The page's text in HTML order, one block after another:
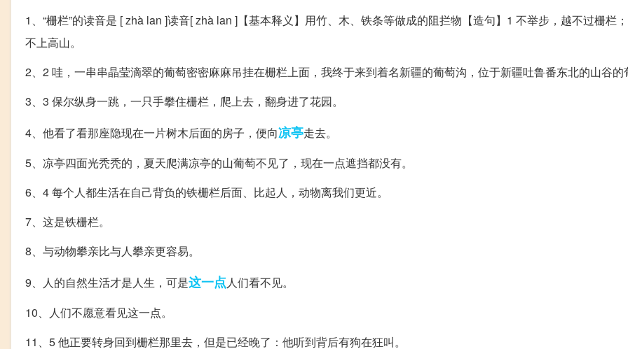
1、“栅栏”的读音是 [ zhà lan ]读音[ zhà lan ]【基本释义】用竹、木、铁条等做成的阻拦物【造句】1 不举步，越不过栅栏
不上高山。
2、2 哇，一串串晶莹滴翠的葡萄密密麻麻吊挂在栅栏上面，我终于来到着名新疆的葡萄沟，位于新疆吐鲁番东北的山谷的
3、3 保尔纵身一跳，一只手攀住栅栏，爬上去，翻身进了花园。
4、他看了看那座隐现在一片树木后面的房子，便向凉亭走去。
5、凉亭四面光秃秃的，夏天爬满凉亭的山葡萄不见了，现在一点遮挡都没有。
6、4 每个人都生活在自己背负的铁栅栏后面、比起人，动物离我们更近。
7、这是铁栅栏。
8、与动物攀亲比与人攀亲更容易。
9、人的自然生活才是人生，可是这一点人们看不见。
10、人们不愿意看见这一点。
11、5 他正要转身回到栅栏那里去，但是已经晚了：他听到背后有狗在狂叫。